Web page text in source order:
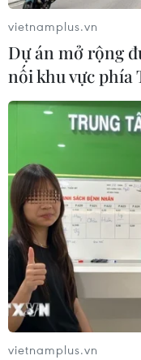
thuộc phần lớn
06/08/2026 06:31
Tây Ninh: Tạo
doanh nghiệp
06/08/2026 04:45
Từ mở rộng số
chất lượng doanh
Tây Ninh
06/08/2026 04:23
Alphabet cải tổ
vietnamplus.vn
Dự án mở rộng
nối khu vực phía
vietnamplus.vn